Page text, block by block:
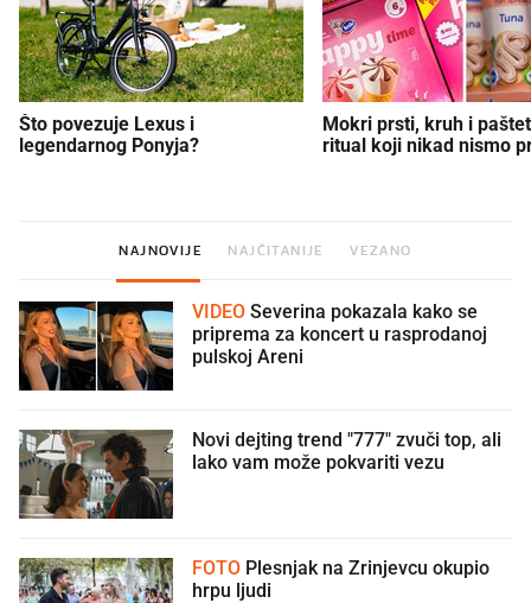
Što povezuje Lexus i
legendarnog Ponyja?
Mokri prsti, kruh i
ritual koji nikad nismo
NAJNOVIJE NAJČITANIJE VEZANO
VIDEO
priprema za koncert u rasprodanoj
pulskoj Areni
Novi dejting trend "777" zvuči top, ali
lako vam može pokvariti vezu
FOTO
hrpu ljudi